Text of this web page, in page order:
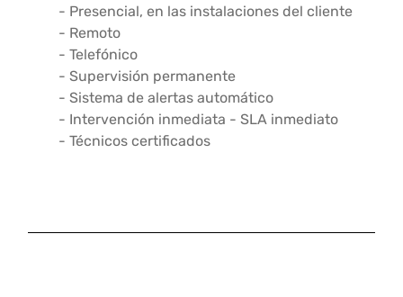
- Presencial, en las instalaciones del cliente
- Remoto
- Telefónico
- Supervisión permanente
- Sistema de alertas automático
- Intervención inmediata - SLA inmediato
- Técnicos certificados